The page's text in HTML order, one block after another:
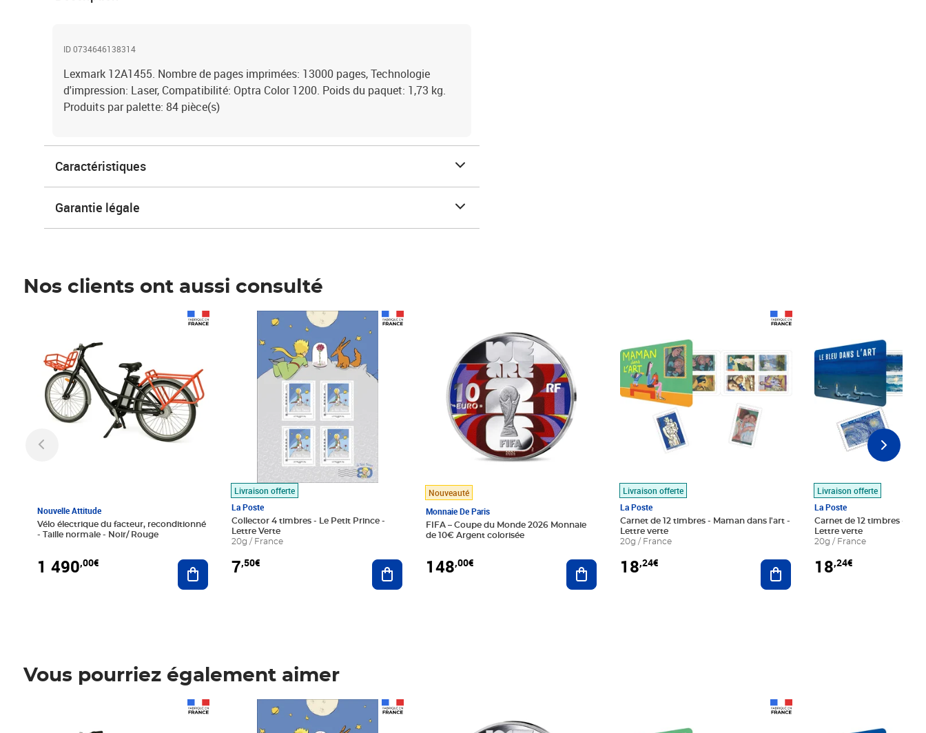
ID 0734646138314
Lexmark 12A1455. Nombre de pages imprimées: 13000 pages, Technologie
d'impression: Laser, Compatibilité: Optra Color 1200. Poids du paquet: 1,73 kg.
Produits par palette: 84 pièce(s)
Caractéristiques
Garantie légale
Nos clients ont aussi consulté
Nouvelle Attitude
Vélo électrique du facteur, reconditionné
- Taille normale - Noir/ Rouge
1 490,00€ Ajouter au panier
Livraison offerte
La Poste
Collector 4 timbres - Le Petit Prince -
Lettre Verte
20g / France
7,50€
Prix 7,50€
Ajouter au panier
Nouveauté
Monnaie De Paris
FIFA – Coupe du Monde 2026 Monnaie
de 10€ Argent colorisée
148,00€ Ajouter au panier
Livraison offerte
La Poste
Carnet de 12 timbres - Maman dans l'art -
Lettre verte
20g / France
18,24€ Ajouter au panier
Livraison offerte
La Poste
Carnet de 12 timbres - Le
Lettre verte
20g / France
18,24€
Vous pourriez également aimer
Prix 7,50€